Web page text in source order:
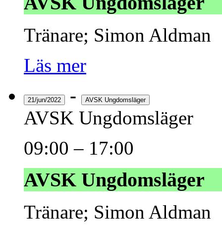
Tränare; Simon Aldman
Läs mer
21/jun/2022 - AVSK Ungdomsläger
AVSK Ungdomsläger
09:00– 17:00
AVSK Ungdomsläger
Tränare; Simon Aldman